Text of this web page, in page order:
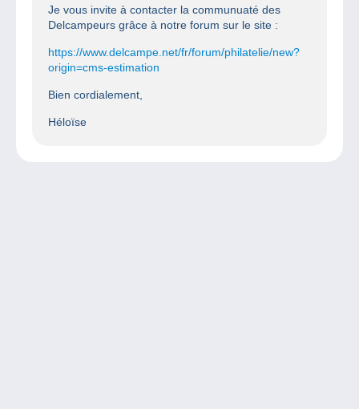
Je vous invite à contacter la communuaté des
Delcampeurs grâce à notre forum sur le site :
https://www.delcampe.net/fr/forum/philatelie/new?
origin=cms-estimation
Bien cordialement,
Héloïse